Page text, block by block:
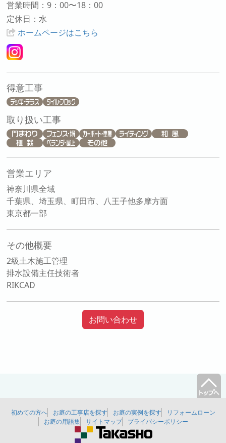
営業時間：9：00〜18：00
定休日：水
ホームページはこちら
得意工事
取り扱い工事
営業エリア
神奈川県全域
千葉県、埼玉県、町田市、八王子他多摩方面
東京都一部
その他概要
2級土木施工管理
排水設備主任技術者
RIKCAD
お問い合わせ
初めての方へ お庭の工事店を探す お庭の実例を探す
リフォームローン
お庭の用語集
サイトマップ プライバシーポリシー